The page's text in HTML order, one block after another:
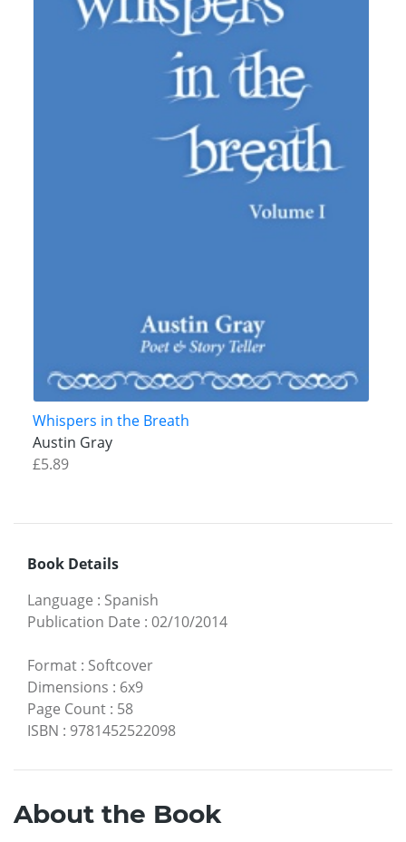
Whispers in the Breath
Austin Gray
£5.89
Book Details
Language : Spanish
Publication Date : 02/10/2014
Format : Softcover
Dimensions : 6x9
Page Count : 58
ISBN : 9781452522098
About the Book